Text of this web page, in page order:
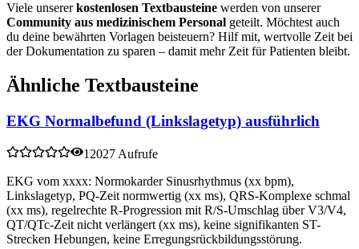
Viele unsererkostenlosen Textbausteine werden von unserer
Community aus medizinischem Personal geteilt. Möchtest auch
du deine bewährten Vorlagen beisteuern? Hilf mit, wertvolle Zeit bei
der Dokumentation zu sparen – damit mehr Zeit für Patienten bleibt.
Ähnliche Textbausteine
EKG Normalbefund (Linkslagetyp) ausführlich
12027 Aufrufe
EKG vom xxxx: Normokarder Sinusrhythmus (xx bpm),
Linkslagetyp, PQ-Zeit normwertig (xx ms), QRS-Komplexe schmal
(xx ms), regelrechte R-Progression mit R/S-Umschlag über V3/V4,
QT/QTc-Zeit nicht verlängert (xx ms), keine signifikanten ST-
Strecken Hebungen, keine Erregungsrückbildungsstörung.